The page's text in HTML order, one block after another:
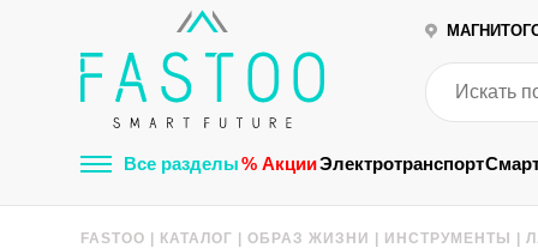
Все разделы% АкцииЭлектротранспорт
FASTOO КАТАЛОГ |ОБРАЗ ЖИЗНИ ИНСТРУМЕНТЫ |